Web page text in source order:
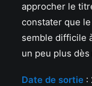
approcher le
constater que
semble difficile
un peu plus
Date de sortie :